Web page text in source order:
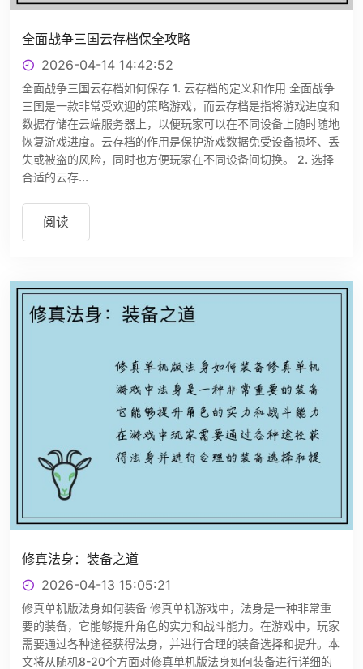
全面战争三国云存档保全攻略
2026-04-14 14:42:52
全面战争三国云存档如何保存 1. 云存档的定义和作用 全面战争
三国是一款非常受欢迎的策略游戏，而云存档是指将游戏进度和
数据存储在云端服务器上，以便玩家可以在不同设备上随时随地
恢复游戏进度。云存档的作用是保护游戏数据免受设备损坏、丢
失或被盗的风险，同时也方便玩家在不同设备间切换。 2. 选择
合适的云存...
阅读
修真法身：装备之道
2026-04-13 15:05:21
修真单机版法身如何装备 修真单机游戏中，法身是一种非常重
要的装备，它能够提升角色的实力和战斗能力。在游戏中，玩家
需要通过各种途径获得法身，并进行合理的装备选择和提升。本
文将从随机8-20个方面对修真单机版法身如何装备进行详细的